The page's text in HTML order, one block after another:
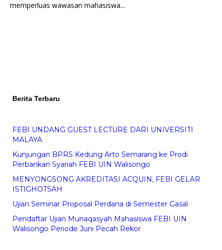
memperluas wawasan mahasiswa...
Berita Terbaru
FEBI UNDANG GUEST LECTURE DARI UNIVERSITI
MALAYA
Kunjungan BPRS Kedung Arto Semarang ke Prodi
Perbankan Syariah FEBI UIN Walisongo
MENYONGSONG AKREDITASI ACQUIN, FEBI GELAR
ISTIGHOTSAH
Ujian Seminar Proposal Perdana di Semester Gasal
Pendaftar Ujian Munaqasyah Mahasiswa FEBI UIN
Walisongo Periode Juni Pecah Rekor